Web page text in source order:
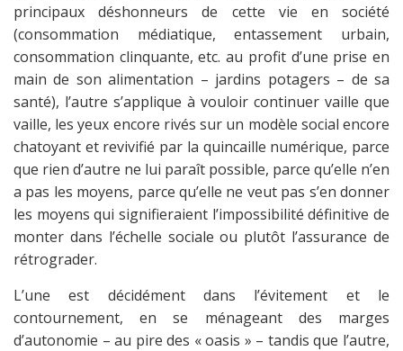
principaux déshonneurs de cette vie en société
(consommation médiatique, entassement urbain,
consommation clinquante, etc. au profit d’une prise en
main de son alimentation – jardins potagers – de sa
santé), l’autre s’applique à vouloir continuer vaille que
vaille, les yeux encore rivés sur un modèle social encore
chatoyant et revivifié par la quincaille numérique, parce
que rien d’autre ne lui paraît possible, parce qu’elle n’en
a pas les moyens, parce qu’elle ne veut pas s’en donner
les moyens qui signifieraient l’impossibilité définitive de
monter dans l’échelle sociale ou plutôt l’assurance de
rétrograder.
L’une est décidément dans l’évitement et le
contournement, en se ménageant des marges
d’autonomie – au pire des « oasis » – tandis que l’autre,